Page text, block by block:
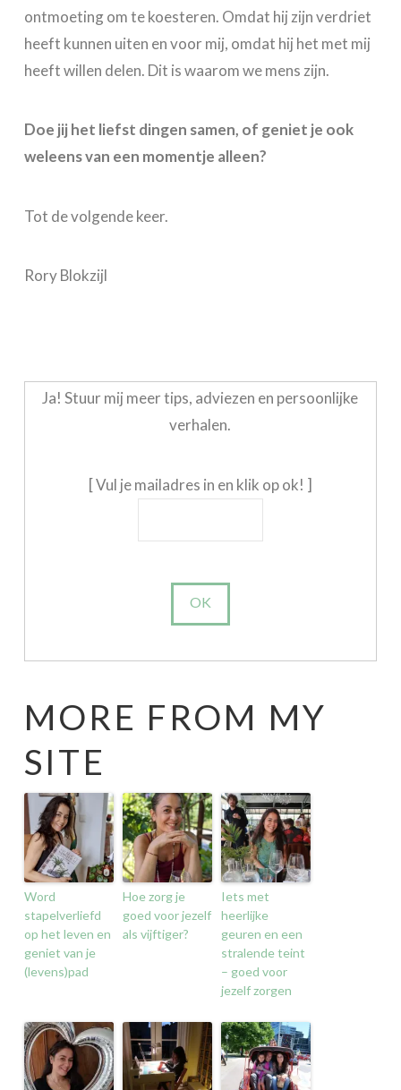
ontmoeting om te koesteren. Omdat hij zijn verdriet
heeft kunnen uiten en voor mij, omdat hij het met mij
heeft willen delen. Dit is waarom we mens zijn.
Doe jij het liefst dingen samen, of geniet je ook
weleens van een momentje alleen?
Tot de volgende keer.
Rory Blokzijl
Ja! Stuur mij meer tips, adviezen en persoonlijke
verhalen.
[ Vul je mailadres in en klik op ok! ]
MORE FROM MY
SITE
Word
stapelverliefd
op het leven en
geniet van je
(levens)pad
Hoe zorg je
goed voor jezelf
als vijftiger?
Iets met
heerlijke
geuren en een
stralende teint
– goed voor
jezelf zorgen